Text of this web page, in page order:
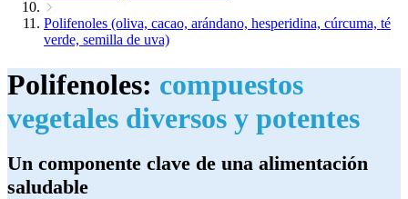
Polifenoles (oliva, cacao, arándano, hesperidina, cúrcuma, té
verde, semilla de uva)
Polifenoles: compuestos
vegetales diversos y potentes
Un componente clave de una alimentación
saludable